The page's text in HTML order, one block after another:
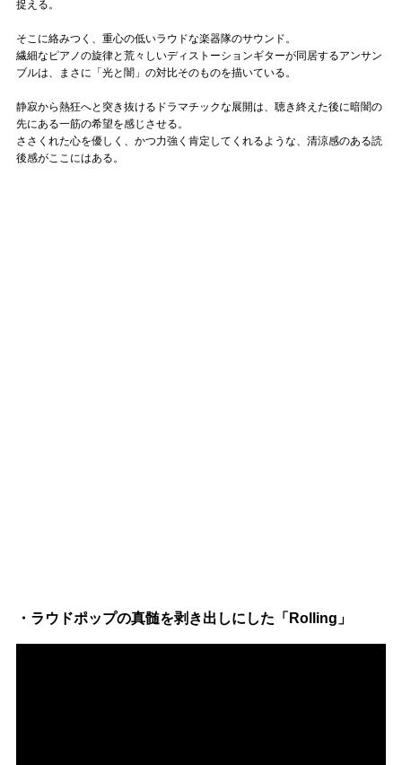
捉える。
そこに絡みつく、重心の低いラウドな楽器隊のサウンド。
繊細なピアノの旋律と荒々しいディストーションギターが同居するアンサン
ブルは、まさに「光と闇」の対比そのものを描いている。
静寂から熱狂へと突き抜けるドラマチックな展開は、聴き終えた後に暗闇の
先にある一筋の希望を感じさせる。
ささくれた心を優しく、かつ力強く肯定してくれるような、清涼感のある読
後感がここにはある。
・ラウドポップの真髄を剥き出しにした「Rolling」